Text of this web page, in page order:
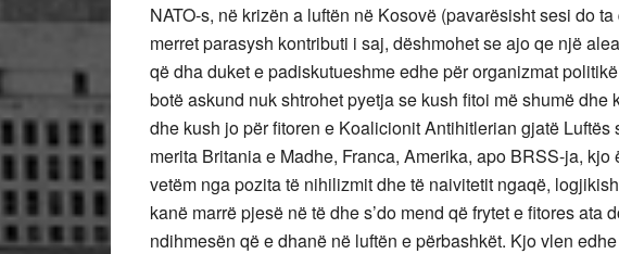
NATO-s, në krizën a luftën në Kosovë (pavarësisht sesi do
merret parasysh kontributi i saj, dëshmohet se ajo qe një
që dha duket e padiskutueshme edhe për organizmat
botë askund nuk shtrohet pyetja se kush fitoi më shumë dhe
dhe kush jo për fitoren e Koalicionit Antihitlerian gjatë
merita Britania e Madhe, Franca, Amerika, apo BRSS-ja,
vetëm nga pozita të nihilizmit dhe të naivitetit ngaqë,
kanë marrë pjesë në të dhe s’do mend që frytet e fitores ata
ndihmesën që e dhanë në luftën e përbashkët. Kjo vlen